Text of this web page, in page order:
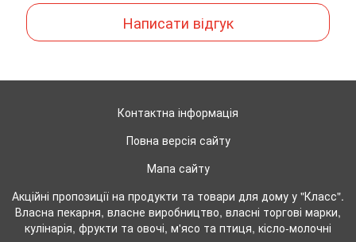
Написати відгук
Контактна інформація
Повна версія сайту
Мапа сайту
Акційні пропозиції на продукти та товари для дому у "Класс".
Власна пекарня, власне виробництво, власні торгові марки,
кулінарія, фрукти та овочі, м'ясо та птиця, кісло-молочні